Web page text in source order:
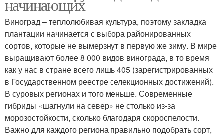
начинающих
Виноград – теплолюбивая культура, поэтому закладка
плантации начинается с выбора районированных
сортов, которые не вымерзнут в первую же зиму. В мире
выращивают более 8 000 видов винограда, в то время
как у нас в стране всего лишь 405 (зарегистрированных
в Государственном реестре селекционных достижений).
В суровых регионах и того меньше. Современные
гибриды «шагнули на север» не столько из-за
морозостойкости, сколько благодаря скороспелости.
Важно для каждого региона правильно подобрать сорт,